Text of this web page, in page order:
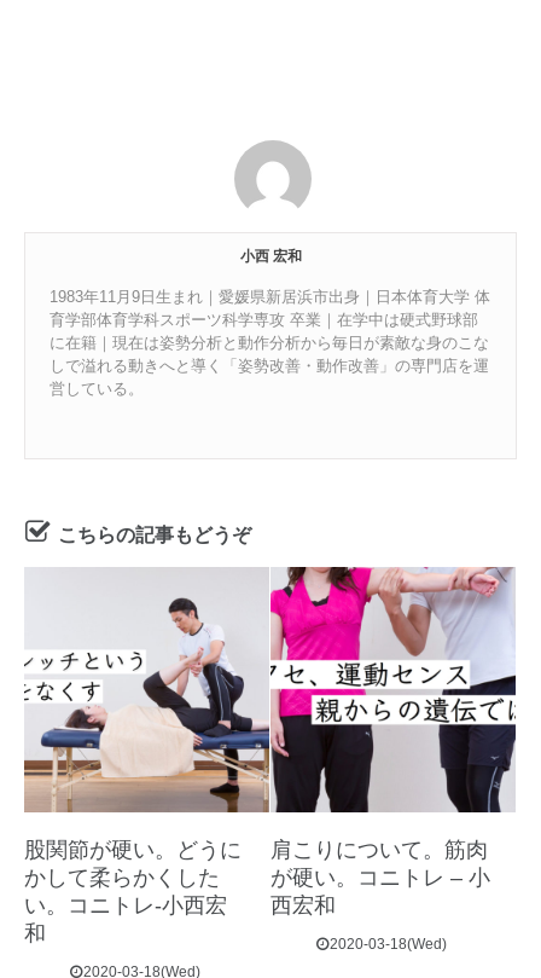
小西 宏和
1983年11月9日生まれ｜愛媛県新居浜市出身｜日本体育大学 体
育学部体育学科スポーツ科学専攻 卒業｜在学中は硬式野球部
に在籍｜現在は姿勢分析と動作分析から毎日が素敵な身のこな
しで溢れる動きへと導く「姿勢改善・動作改善」の専門店を運
営している。
こちらの記事もどうぞ
股関節が硬い。どうに
かして柔らかくした
い。コニトレ-小西宏
和
2020-03-18(Wed)
肩こりについて。筋肉
が硬い。コニトレ – 小
西宏和
2020-03-18(Wed)